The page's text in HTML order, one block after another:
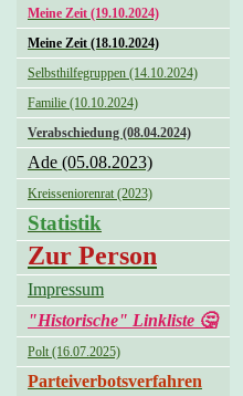
Meine Zeit (19.10.2024)
Meine Zeit (18.10.2024)
Selbsthilfegruppen (14.10.2024)
Familie (10.10.2024)
Verabschiedung (08.04.2024)
Ade (05.08.2023)
Kreisseniorenrat (2023)
Statistik
Zur Person
Impressum
"Historische" Linkliste 🤔
Polt (16.07.2025)
Parteiverbotsverfahren